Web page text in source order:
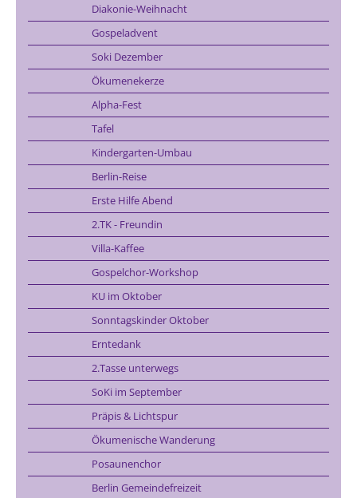
Diakonie-Weihnacht
Gospeladvent
Soki Dezember
Ökumenekerze
Alpha-Fest
Tafel
Kindergarten-Umbau
Berlin-Reise
Erste Hilfe Abend
2.TK - Freundin
Villa-Kaffee
Gospelchor-Workshop
KU im Oktober
Sonntagskinder Oktober
Erntedank
2.Tasse unterwegs
SoKi im September
Präpis & Lichtspur
Ökumenische Wanderung
Posaunenchor
Berlin Gemeindefreizeit